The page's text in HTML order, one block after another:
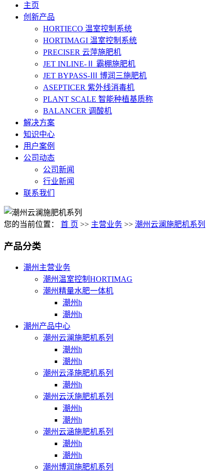
主页
创新产品
HORTIECO 温室控制系统
HORTIMAGI 温室控制系统
PRECISER 云萍施肥机
JET INLINE-Ⅱ 霸棚施肥机
JET BYPASS-Ⅲ 博润三施肥机
ASEPTICER 紫外线消毒机
PLANT SCALE 智能种植基质称
BALANCER 调酸机
解决方案
知识中心
用户案例
公司动态
公司新闻
行业新闻
联系我们
您的当前位置： 首 页 >> 主营业务 >> 潮州云澜施肥机系列
产品分类
潮州主营业务
潮州温室控制HORTIMAG
潮州精量水肥一体机
潮州h
潮州h
潮州产品中心
潮州云澜施肥机系列
潮州h
潮州h
潮州云泽施肥机系列
潮州h
潮州云沃施肥机系列
潮州h
潮州h
潮州云涵施肥机系列
潮州h
潮州h
潮州博润施肥机系列